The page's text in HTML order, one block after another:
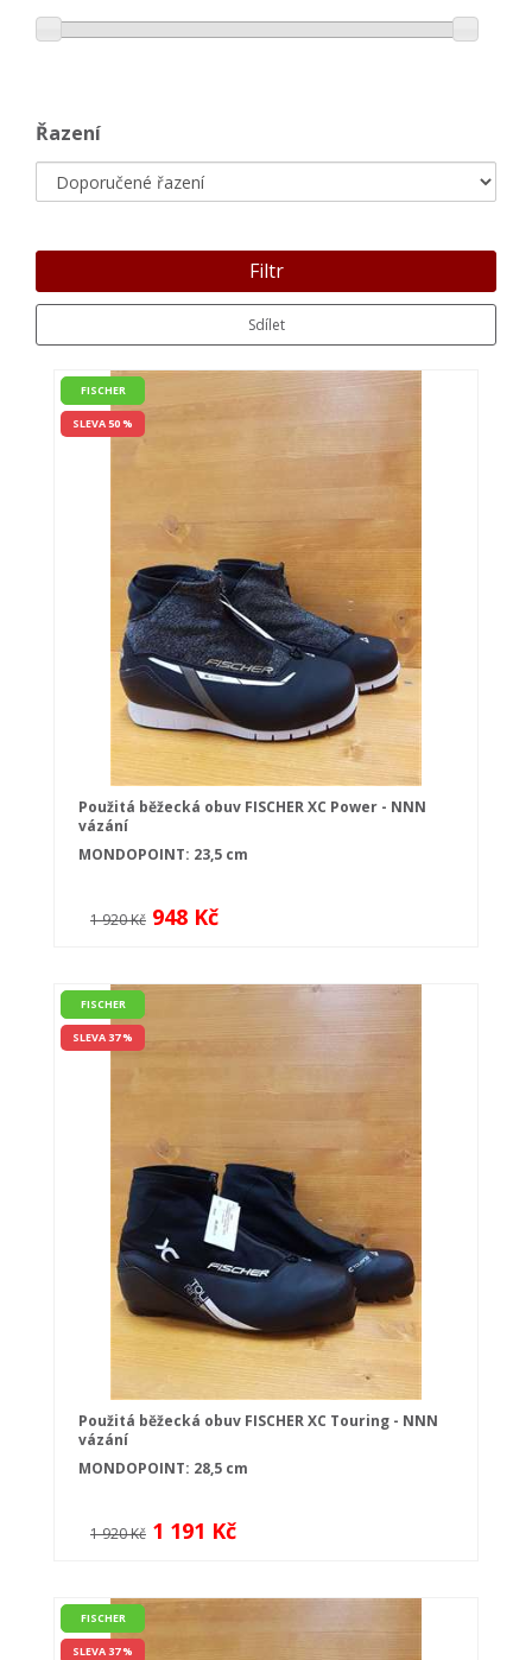
Řazení
Filtr
Sdílet
FISCHER
SLEVA 50 %
Použitá běžecká obuv FISCHER XC Power - NNN
vázání
MONDOPOINT: 23,5 cm
1 920 Kč 948 Kč
FISCHER
SLEVA 37 %
Použitá běžecká obuv FISCHER XC Touring - NNN
vázání
MONDOPOINT: 28,5 cm
1 920 Kč 1 191 Kč
FISCHER
SLEVA 37 %